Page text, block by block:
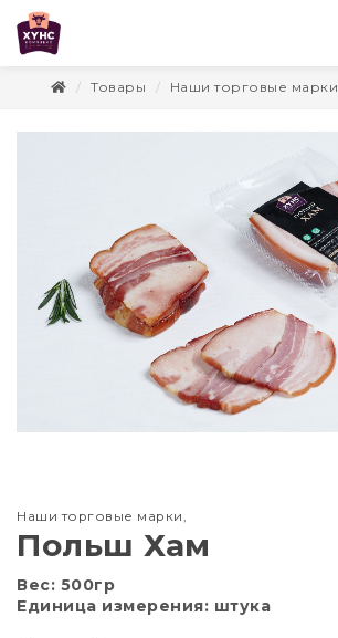
Товары Наши торговые марки
Наши торговые марки,
Польш Хам
Вес: 500гр
Единица измерения: штука